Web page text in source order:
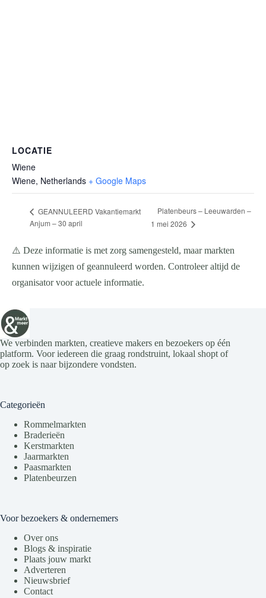
LOCATIE
Wiene
Wiene, Netherlands + Google Maps
GEANNULEERD Vakantiemarkt
Anjum – 30 april
Platenbeurs – Leeuwarden –
1 mei 2026
⚠️ Deze informatie is met zorg samengesteld, maar markten
kunnen wijzigen of geannuleerd worden. Controleer altijd de
organisator voor actuele informatie.
We verbinden markten, creatieve makers en bezoekers op één
platform. Voor iedereen die graag rondstruint, lokaal shopt of
op zoek is naar bijzondere vondsten.
Categorieën
Rommelmarkten
Braderieën
Kerstmarkten
Jaarmarkten
Paasmarkten
Platenbeurzen
Voor bezoekers & ondernemers
Over ons
Blogs & inspiratie
Plaats jouw markt
Adverteren
Nieuwsbrief
Contact